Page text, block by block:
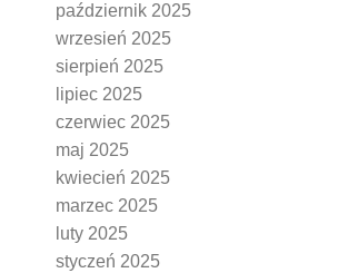
październik 2025
wrzesień 2025
sierpień 2025
lipiec 2025
czerwiec 2025
maj 2025
kwiecień 2025
marzec 2025
luty 2025
styczeń 2025